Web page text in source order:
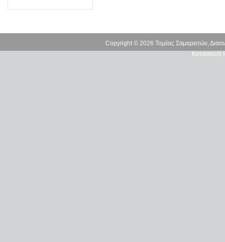
Copyright © 2026 Τομέας Σαμαρειτών,
Κατασκευή